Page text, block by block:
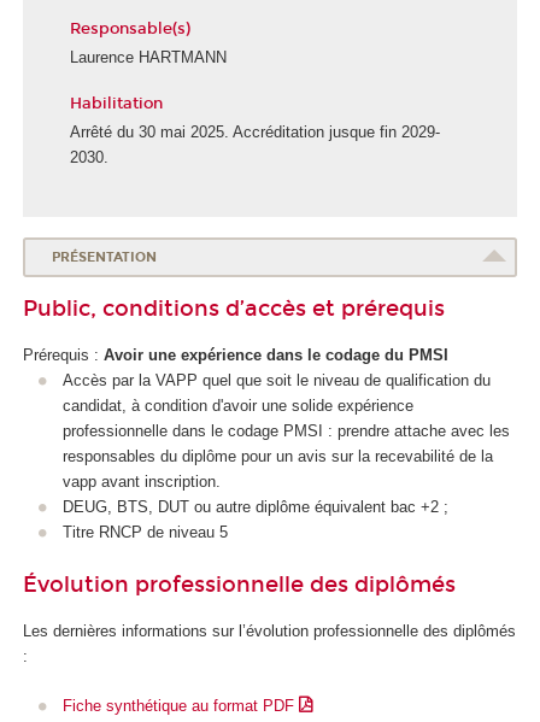
Responsable(s)
Laurence HARTMANN
Habilitation
Arrêté du 30 mai 2025. Accréditation jusque fin 2029-
2030.
PRÉSENTATION
Public, conditions d’accès et prérequis
Prérequis : Avoir une expérience dans le codage du PMSI
Accès par la VAPP quel que soit le niveau de qualificationdu
candidat, à condition d'avoir une solide expérience
professionnelle dans le codage PMSI : prendre attache avec les
responsables du diplôme pour un avis sur la recevabilité de la
vappavant inscription.
DEUG, BTS, DUT ou autre diplôme équivalent bac +2 ;
Titre RNCP de niveau 5
Évolution professionnelle des diplômés
Les dernières informations sur l’évolution professionnelle des diplômés
:
Fiche synthétique au format PDF